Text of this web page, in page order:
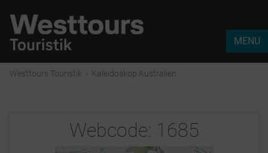
MENU
Westtours Touristik › Kaleidoskop Australien
Webcode: 1685